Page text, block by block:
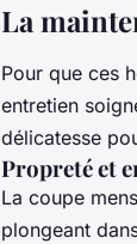
La
Pour que ces
entretien
délicatesse
Propreté et
La coupe
plongeant